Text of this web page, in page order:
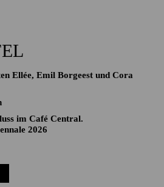
Ellée, Emil Borgeest und Cora
im Café Central.
2026